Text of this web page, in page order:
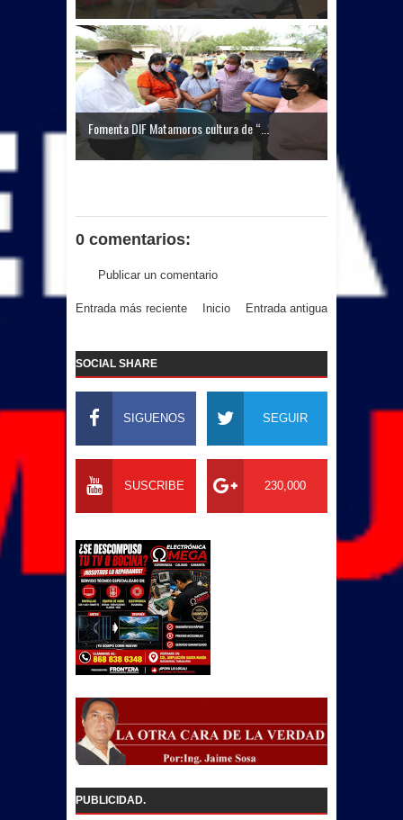
Fomenta DIF Matamoros cultura de “...
0 comentarios:
Publicar un comentario
Entrada más reciente Entrada antigua
Inicio
SOCIAL SHARE
SIGUENOS SEGUIR
SUSCRIBE 230,000
PUBLICIDAD.